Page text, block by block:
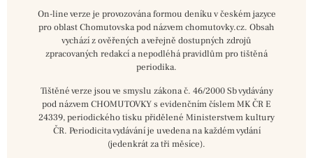
On-line verze je provozována formou deníku v českém jazyce
pro oblast Chomutovska pod názvem chomutovky.cz. Obsah
vychází z ověřených a veřejně dostupných zdrojů
zpracovaných redakcí a nepodléhá pravidlům pro tištěná
periodika.
Tištěné verze jsou ve smyslu zákona č. 46/2000 Sb vydávány
pod názvem CHOMUTOVKY s evidenčním číslem MK ČR E
24339, periodického tisku přidělené Ministerstvem kultury
ČR. Periodicita vydávání je uvedena na každém vydání
(jedenkrát za tři měsíce).